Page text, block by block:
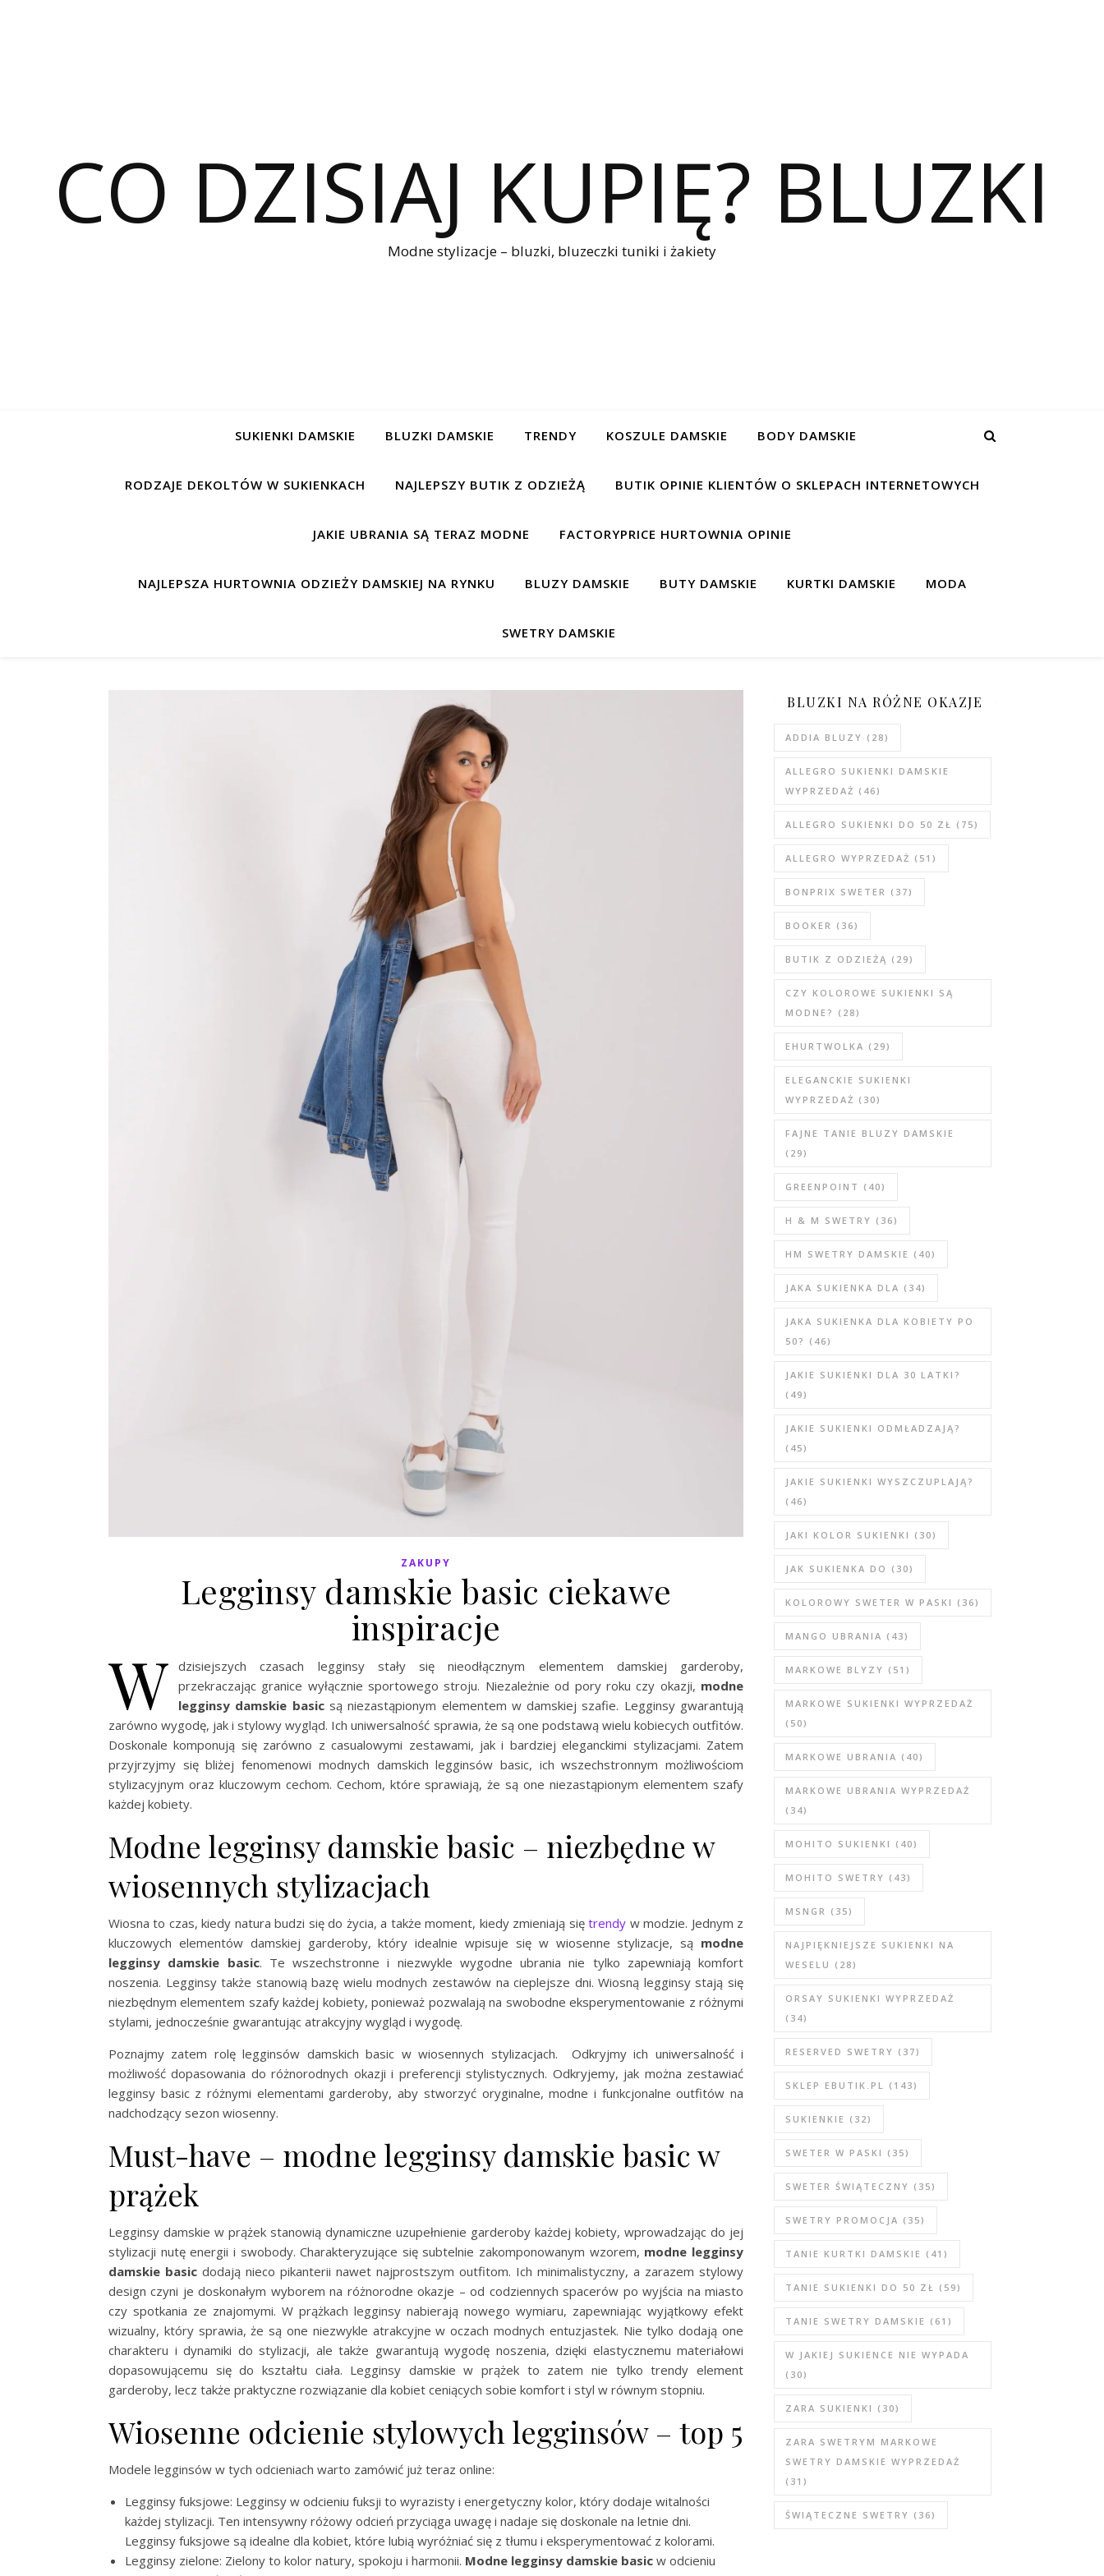
CO DZISIAJ KUPIĘ? BLUZKI
Modne stylizacje – bluzki, bluzeczki tuniki i żakiety
SUKIENKI DAMSKIE BLUZKI DAMSKIE TRENDY KOSZULE DAMSKIE BODY DAMSKIE
RODZAJE DEKOLTÓW W SUKIENKACH NAJLEPSZY BUTIK Z ODZIEŻĄ BUTIK OPINIE KLIENTÓW O SKLEPACH INTERNETOWYCH
JAKIE UBRANIA SĄ TERAZ MODNE FACTORYPRICE HURTOWNIA OPINIE
NAJLEPSZA HURTOWNIA ODZIEŻY DAMSKIEJ NA RYNKU BLUZY DAMSKIE BUTY DAMSKIE KURTKI DAMSKIE MODA
SWETRY DAMSKIE
ZAKUPY
Legginsy damskie basic ciekawe
inspiracje
W dzisiejszych czasach legginsy stały się nieodłącznym elementem damskiej garderoby,
przekraczając granice wyłącznie sportowego stroju. Niezależnie od pory roku czy okazji, modne
legginsy damskie basicsą niezastąpionym elementem w damskiej szafie. Legginsy gwarantują
zarówno wygodę, jak i stylowy wygląd. Ich uniwersalność sprawia, że są one podstawą wielu kobiecych outfitów.
Doskonale komponują się zarówno z casualowymi zestawami, jak i bardziej eleganckimi stylizacjami. Zatem
przyjrzyjmy się bliżej fenomenowi modnych damskich legginsów basic, ich wszechstronnym możliwościom
stylizacyjnym oraz kluczowym cechom. Cechom, które sprawiają, że są one niezastąpionym elementem szafy
każdej kobiety.
Modne legginsy damskie basic – niezbędne w
wiosennych stylizacjach
Wiosna to czas, kiedy natura budzi się do życia, a także moment, kiedy zmieniają siętrendy w modzie. Jednym z
kluczowych elementów damskiej garderoby, który idealnie wpisuje się w wiosenne stylizacje, są modne
legginsy damskie basic. Te wszechstronne i niezwykle wygodne ubrania nie tylko zapewniają komfort
noszenia. Legginsy także stanowią bazę wielu modnych zestawów na cieplejsze dni. Wiosną legginsy stają się
niezbędnym elementem szafy każdej kobiety, ponieważ pozwalają na swobodne eksperymentowanie z różnymi
stylami, jednocześnie gwarantując atrakcyjny wygląd i wygodę.
Poznajmy zatem rolę legginsów damskich basic w wiosennych stylizacjach. Odkryjmy ich uniwersalność i
możliwość dopasowania do różnorodnych okazji i preferencji stylistycznych. Odkryjemy, jak można zestawiać
legginsy basic z różnymi elementami garderoby, aby stworzyć oryginalne, modne i funkcjonalne outfitów na
nadchodzący sezon wiosenny.
Must-have – modne legginsy damskie basic w
prążek
Legginsy damskie w prążek stanowią dynamiczne uzupełnienie garderoby każdej kobiety, wprowadzając do jej
stylizacji nutę energii i swobody. Charakteryzujące się subtelnie zakomponowanym wzorem, modne legginsy
damskie basic dodają nieco pikanterii nawet najprostszym outfitom. Ich minimalistyczny, a zarazem stylowy
design czyni je doskonałym wyborem na różnorodne okazje – od codziennych spacerów po wyjścia na miasto
czy spotkania ze znajomymi. W prążkach legginsy nabierają nowego wymiaru, zapewniając wyjątkowy efekt
wizualny, który sprawia, że są one niezwykle atrakcyjne w oczach modnych entuzjastek. Nie tylko dodają one
charakteru i dynamiki do stylizacji, ale także gwarantują wygodę noszenia, dzięki elastycznemu materiałowi
dopasowującemu się do kształtu ciała. Legginsy damskie w prążek to zatem nie tylko trendy element
garderoby, lecz także praktyczne rozwiązanie dla kobiet ceniących sobie komfort i styl w równym stopniu.
Wiosenne odcienie stylowych legginsów – top 5
Modele legginsów w tych odcieniach warto zamówić już teraz online:
Legginsy fuksjowe: Legginsy w odcieniu fuksji to wyrazisty i energetyczny kolor, który dodaje witalności
każdej stylizacji. Ten intensywny różowy odcień przyciąga uwagę i nadaje się doskonale na letnie dni.
Legginsy fuksjowe są idealne dla kobiet, które lubią wyróżniać się z tłumu i eksperymentować z kolorami.
Legginsy zielone: Zielony to kolor natury, spokoju i harmonii. Modne legginsy damskie basic w odcieniu
BLUZKI NA RÓŻNE OKAZJE
ADDIA BLUZY (28)
ALLEGRO SUKIENKI DAMSKIE
WYPRZEDAŻ (46)
ALLEGRO SUKIENKI DO 50 ZŁ (75)
ALLEGRO WYPRZEDAŻ (51)
BONPRIX SWETER (37)
BOOKER (36)
BUTIK Z ODZIEŻĄ (29)
CZY KOLOROWE SUKIENKI SĄ
MODNE? (28)
EHURTWOLKA (29)
ELEGANCKIE SUKIENKI
WYPRZEDAŻ (30)
FAJNE TANIE BLUZY DAMSKIE
(29)
GREENPOINT (40)
H & M SWETRY (36)
HM SWETRY DAMSKIE (40)
JAKA SUKIENKA DLA (34)
JAKA SUKIENKA DLA KOBIETY PO
50? (46)
JAKIE SUKIENKI DLA 30 LATKI?
(49)
JAKIE SUKIENKI ODMŁADZAJĄ?
(45)
JAKIE SUKIENKI WYSZCZUPLAJĄ?
(46)
JAKI KOLOR SUKIENKI (30)
JAK SUKIENKA DO (30)
KOLOROWY SWETER W PASKI (36)
MANGO UBRANIA (43)
MARKOWE BLYZY (51)
MARKOWE SUKIENKI WYPRZEDAŻ
(50)
MARKOWE UBRANIA (40)
MARKOWE UBRANIA WYPRZEDAŻ
(34)
MOHITO SUKIENKI (40)
MOHITO SWETRY (43)
MSNGR (35)
NAJPIĘKNIEJSZE SUKIENKI NA
WESELU (28)
ORSAY SUKIENKI WYPRZEDAŻ
(34)
RESERVED SWETRY (37)
SKLEP EBUTIK.PL (143)
SUKIENKIE (32)
SWETER W PASKI (35)
SWETER ŚWIĄTECZNY (35)
SWETRY PROMOCJA (35)
TANIE KURTKI DAMSKIE (41)
TANIE SUKIENKI DO 50 ZŁ (59)
TANIE SWETRY DAMSKIE (61)
W JAKIEJ SUKIENCE NIE WYPADA
(30)
ZARA SUKIENKI (30)
ZARA SWETRYM MARKOWE
SWETRY DAMSKIE WYPRZEDAŻ
(31)
ŚWIĄTECZNE SWETRY (36)